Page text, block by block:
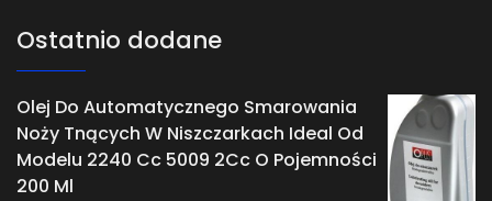
Ostatnio dodane
Olej Do Automatycznego Smarowania
Noży Tnących W Niszczarkach Ideal Od
Modelu 2240 Cc 5009 2Cc O Pojemności
200 Ml